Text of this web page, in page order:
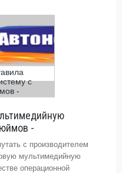
-
с производителем
мультимедийную
операционной